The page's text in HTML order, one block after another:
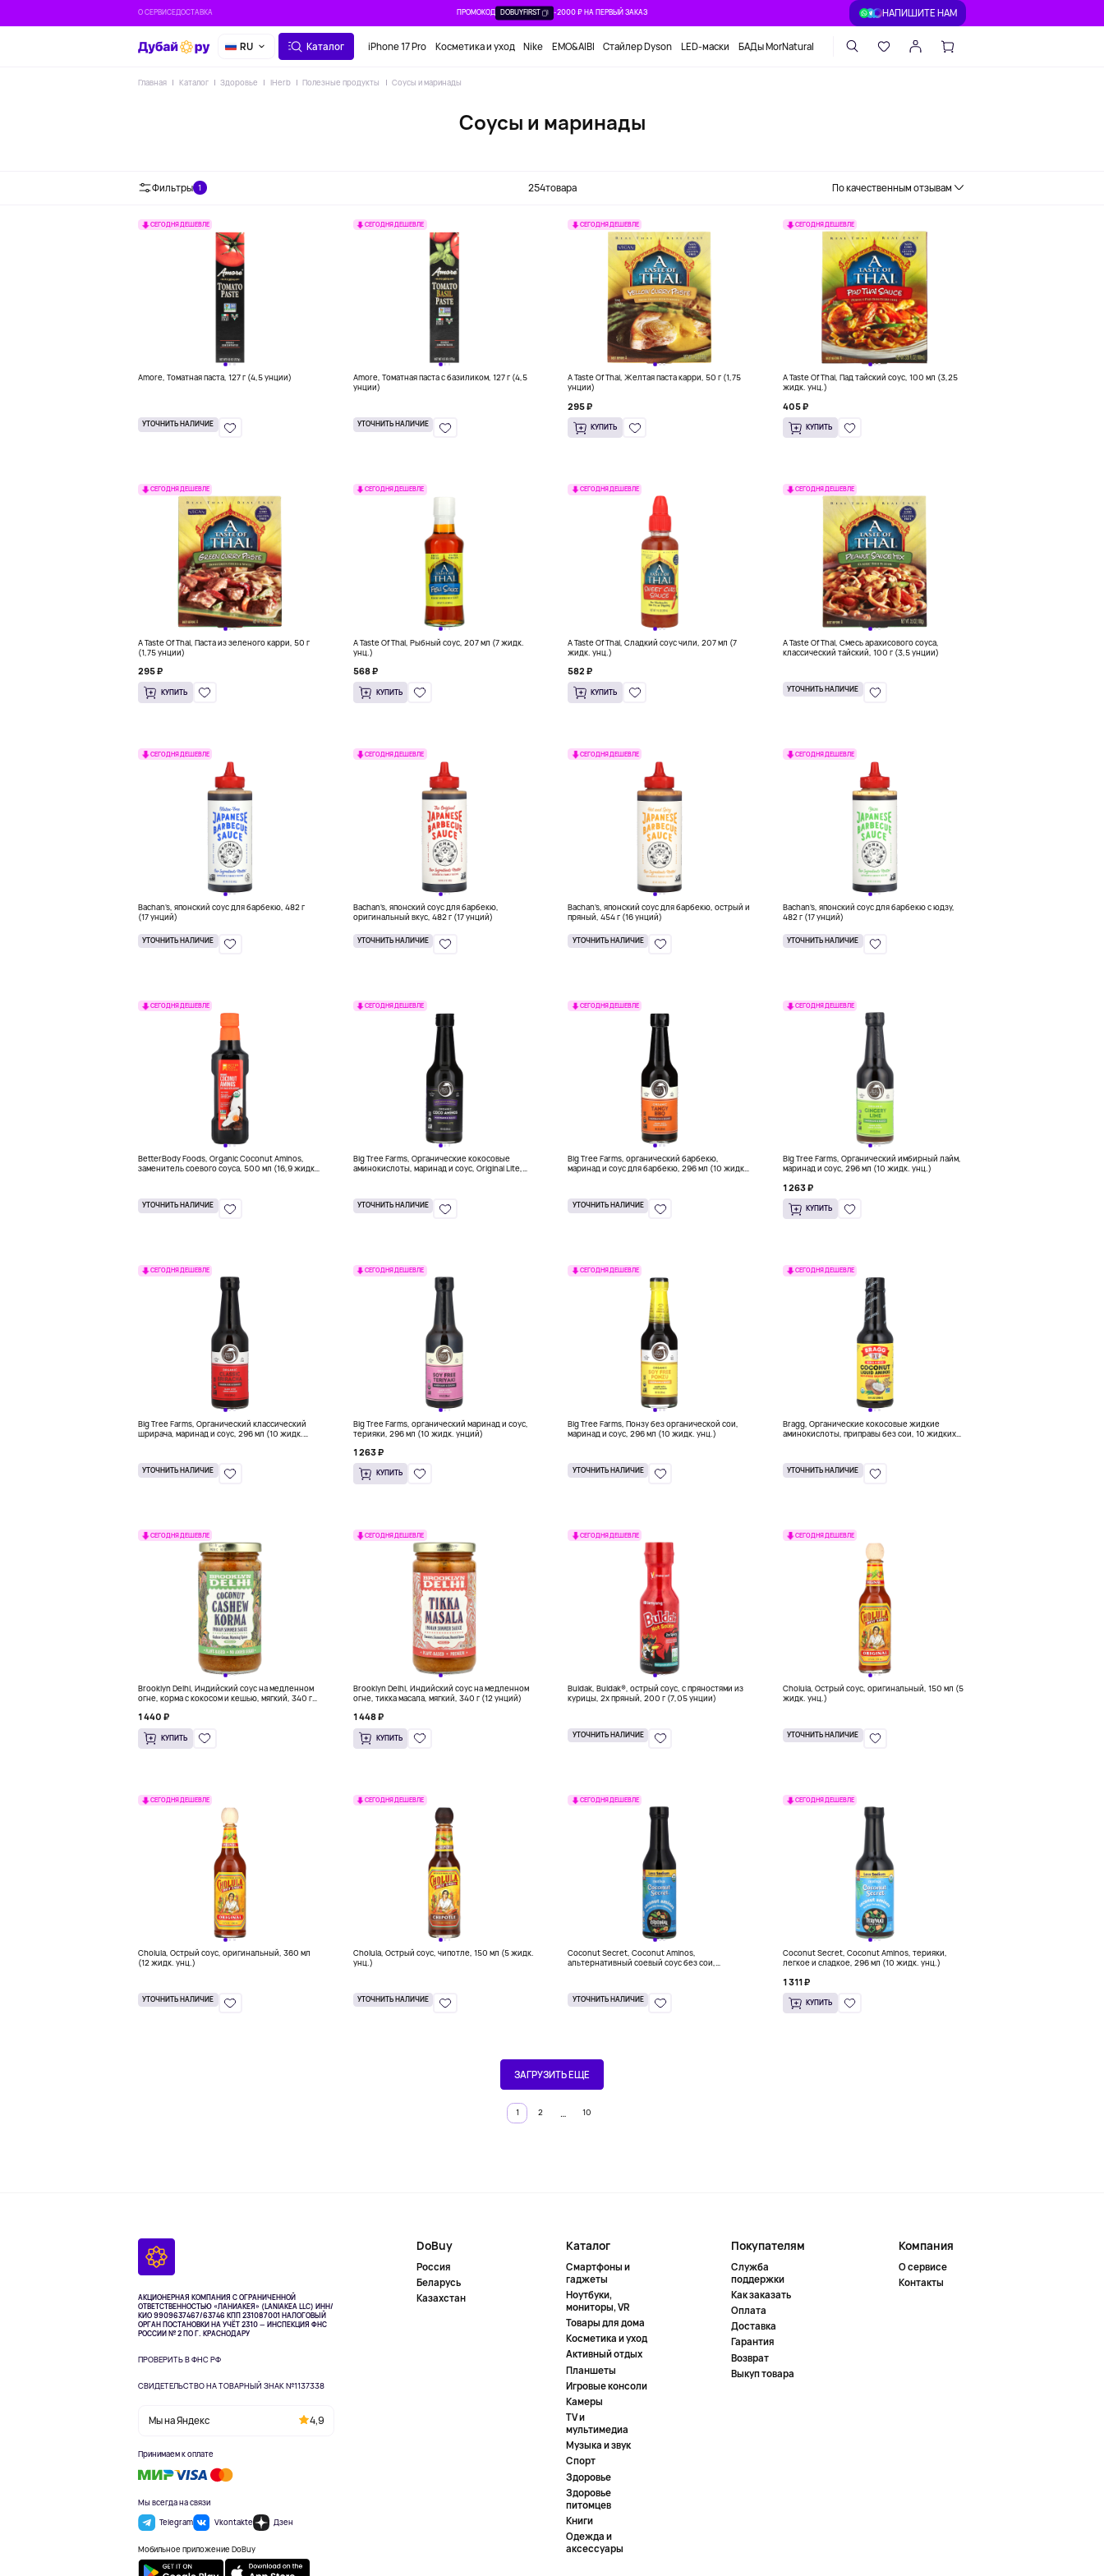
О СЕРВИСЕДОСТАВКА ПРОМОКОД DOBUYFIRST -2000 ₽ НА ПЕРВЫЙ ЗАКАЗ НАПИШИТЕ НАМ
RU Каталог iPhone 17 Pro Косметика и уход Nike EMO&AIBI Стайлер Dyson LED-маски БАДы MorNatural
Главная Каталог Здоровье IHerb Полезные продукты Соусы и маринады
Соусы и маринады
Фильтры 1 254товара По качественным отзывам
СЕГОДНЯ ДЕШЕВЛЕ
Amore, Томатная паста, 127 г (4,5 унции)
УТОЧНИТЬ НАЛИЧИЕ
СЕГОДНЯ ДЕШЕВЛЕ
Amore, Томатная паста с базиликом, 127 г (4,5
унции)
УТОЧНИТЬ НАЛИЧИЕ
СЕГОДНЯ ДЕШЕВЛЕ
A Taste Of Thai, Желтая паста карри, 50 г (1,75
унции)
295 ₽
КУПИТЬ
СЕГОДНЯ ДЕШЕВЛЕ
A Taste Of Thai, Пад тайский соус, 100 мл (3,25
жидк. унц.)
405 ₽
КУПИТЬ
СЕГОДНЯ ДЕШЕВЛЕ
A Taste Of Thai, Паста из зеленого карри, 50 г
(1,75 унции)
295 ₽
КУПИТЬ
СЕГОДНЯ ДЕШЕВЛЕ
A Taste Of Thai, Рыбный соус, 207 мл (7 жидк.
унц.)
568 ₽
КУПИТЬ
СЕГОДНЯ ДЕШЕВЛЕ
A Taste Of Thai, Сладкий соус чили, 207 мл (7
жидк. унц.)
582 ₽
КУПИТЬ
СЕГОДНЯ ДЕШЕВЛЕ
A Taste Of Thai, Смесь арахисового соуса,
классический тайский, 100 г (3,5 унции)
УТОЧНИТЬ НАЛИЧИЕ
СЕГОДНЯ ДЕШЕВЛЕ
Bachan's, японский соус для барбекю, 482 г
(17 унций)
УТОЧНИТЬ НАЛИЧИЕ
СЕГОДНЯ ДЕШЕВЛЕ
Bachan's, японский соус для барбекю,
оригинальный вкус, 482 г (17 унций)
УТОЧНИТЬ НАЛИЧИЕ
СЕГОДНЯ ДЕШЕВЛЕ
Bachan's, японский соус для барбекю, острый и
пряный, 454 г (16 унций)
УТОЧНИТЬ НАЛИЧИЕ
СЕГОДНЯ ДЕШЕВЛЕ
Bachan's, японский соус для барбекю с юдзу,
482 г (17 унций)
УТОЧНИТЬ НАЛИЧИЕ
СЕГОДНЯ ДЕШЕВЛЕ
BetterBody Foods, Organic Coconut Aminos,
заменитель соевого соуса, 500 мл (16,9 жидк.
УТОЧНИТЬ НАЛИЧИЕ
СЕГОДНЯ ДЕШЕВЛЕ
Big Tree Farms, Органические кокосовые
аминокислоты, маринад и соус, Original Lite,
УТОЧНИТЬ НАЛИЧИЕ
СЕГОДНЯ ДЕШЕВЛЕ
Big Tree Farms, органический барбекю,
маринад и соус для барбекю, 296 мл (10 жидк.
УТОЧНИТЬ НАЛИЧИЕ
СЕГОДНЯ ДЕШЕВЛЕ
Big Tree Farms, Органический имбирный лайм,
маринад и соус, 296 мл (10 жидк. унц.)
1 263 ₽
КУПИТЬ
СЕГОДНЯ ДЕШЕВЛЕ
Big Tree Farms, Органический классический
шрирача, маринад и соус, 296 мл (10 жидк.
УТОЧНИТЬ НАЛИЧИЕ
СЕГОДНЯ ДЕШЕВЛЕ
Big Tree Farms, органический маринад и соус,
терияки, 296 мл (10 жидк. унций)
1 263 ₽
КУПИТЬ
СЕГОДНЯ ДЕШЕВЛЕ
Big Tree Farms, Понзу без органической сои,
маринад и соус, 296 мл (10 жидк. унц.)
УТОЧНИТЬ НАЛИЧИЕ
СЕГОДНЯ ДЕШЕВЛЕ
Bragg, Органические кокосовые жидкие
аминокислоты, приправы без сои, 10 жидких
УТОЧНИТЬ НАЛИЧИЕ
СЕГОДНЯ ДЕШЕВЛЕ
Brooklyn Delhi, Индийский соус на медленном
огне, корма с кокосом и кешью, мягкий, 340 г
1 440 ₽
КУПИТЬ
СЕГОДНЯ ДЕШЕВЛЕ
Brooklyn Delhi, Индийский соус на медленном
огне, тикка масала, мягкий, 340 г (12 унций)
1 448 ₽
КУПИТЬ
СЕГОДНЯ ДЕШЕВЛЕ
Buldak, Buldak®, острый соус, с пряностями из
курицы, 2х пряный, 200 г (7,05 унции)
УТОЧНИТЬ НАЛИЧИЕ
СЕГОДНЯ ДЕШЕВЛЕ
Cholula, Острый соус, оригинальный, 150 мл (5
жидк. унц.)
УТОЧНИТЬ НАЛИЧИЕ
СЕГОДНЯ ДЕШЕВЛЕ
Cholula, Острый соус, оригинальный, 360 мл
(12 жидк. унц.)
УТОЧНИТЬ НАЛИЧИЕ
СЕГОДНЯ ДЕШЕВЛЕ
Cholula, Острый соус, чипотле, 150 мл (5 жидк.
унц.)
УТОЧНИТЬ НАЛИЧИЕ
СЕГОДНЯ ДЕШЕВЛЕ
Coconut Secret, Coconut Aminos,
альтернативный соевый соус без сои,
УТОЧНИТЬ НАЛИЧИЕ
СЕГОДНЯ ДЕШЕВЛЕ
Coconut Secret, Coconut Aminos, терияки,
легкое и сладкое, 296 мл (10 жидк. унц.)
1 311 ₽
КУПИТЬ
ЗАГРУЗИТЬ ЕЩЕ
1 2 … 10
АКЦИОНЕРНАЯ КОМПАНИЯ С ОГРАНИЧЕННОЙ
ОТВЕТСТВЕННОСТЬЮ «ЛАНИАКЕЯ» (LANIAKEA LLC) ИНН/
КИО 9909637467/63746 КПП 231087001НАЛОГОВЫЙ
ОРГАН ПОСТАНОВКИ НА УЧЁТ 2310 — ИНСПЕКЦИЯ ФНС
РОССИИ № 2 ПО Г. КРАСНОДАРУ
ПРОВЕРИТЬ В ФНС РФ
СВИДЕТЕЛЬСТВО НА ТОВАРНЫЙ ЗНАК №1137338
Мы на Яндекс 4,9
Принимаем к оплате
Мы всегда на связи
Telegram
Vkontakte Дзен
Мобильное приложение DoBuy
DoBuy
Россия
Беларусь
Казахстан
Каталог
Смартфоны и
гаджеты
Ноутбуки,
мониторы, VR
Товары для дома
Косметика и уход
Активный отдых
Планшеты
Игровые консоли
Камеры
TV и
мультимедиа
Музыка и звук
Спорт
Здоровье
Здоровье
питомцев
Книги
Одежда и
аксессуары
Покупателям
Служба
поддержки
Как заказать
Оплата
Доставка
Гарантия
Возврат
Выкуп товара
Компания
О сервисе
Контакты